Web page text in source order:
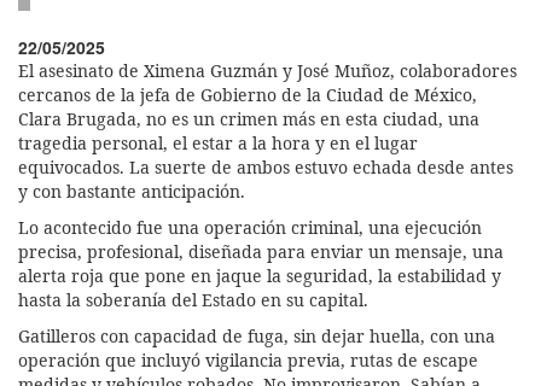
22/05/2025
El asesinato de Ximena Guzmán y José Muñoz, colaboradores
cercanos de la jefa de Gobierno de la Ciudad de México,
Clara Brugada, no es un crimen más en esta ciudad, una
tragedia personal, el estar a la hora y en el lugar
equivocados. La suerte de ambos estuvo echada desde antes
y con bastante anticipación.
Lo acontecido fue una operación criminal, una ejecución
precisa, profesional, diseñada para enviar un mensaje, una
alerta roja que pone en jaque la seguridad, la estabilidad y
hasta la soberanía del Estado en su capital.
Gatilleros con capacidad de fuga, sin dejar huella, con una
operación que incluyó vigilancia previa, rutas de escape